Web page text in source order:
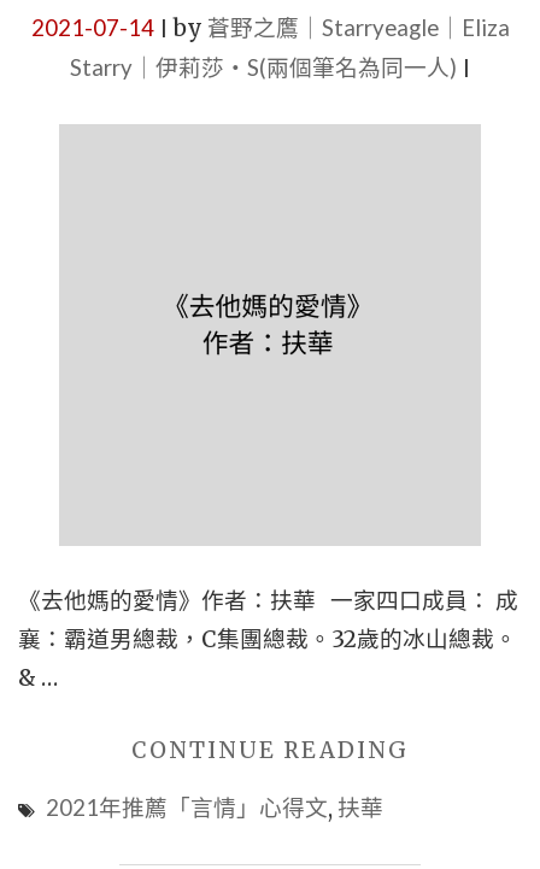
2021-07-14| by 蒼野之鷹｜Starryeagle｜Eliza
Starry｜伊莉莎・S(兩個筆名為同一人)
《去他媽的愛情》作者：扶華 一家四口成員： 成
襄：霸道男總裁，C集團總裁。32歲的冰山總裁。
& …
CONTINUE READING
2021年推薦「言情」心得文, 扶華